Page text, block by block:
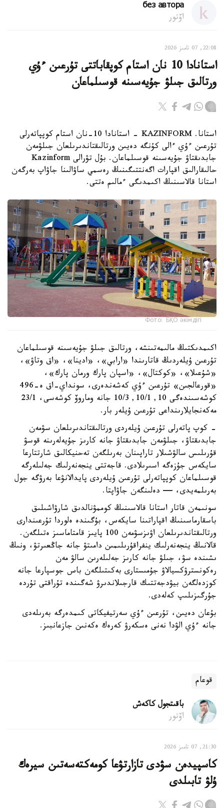
без автора
اۆتور
22:08, 07 تامىز 2026
استانادا 10 نان استام كوپقاباتتى تۇرعىن ءۇي
ورتالىق جىلۋ جۇيەسىنە قوسىلماعان
استانا. KAZINFORM - استانادا 10-نان استام كوپپاتەرلى
تۇرعىن ءۇي ءالى كۇنگە دەيىن ورتالىقتاندىرىلعان جىلۋمەن
جابدىقتاۋ جۇيەسىنە قوسىلماعان. بۇل تۋرالى Kazinform
حالىقارالىق اقپارات اگەنتتىگىنىڭ رەسمي ساۋالىنا جاۋاپ بەرگەن
استانا قالاسىنىڭ اكىمدىگى ءمالىم ەتتى.
Фото: БҚО әкімдігі
اكىمدىكتىڭ مالىمەتىنشە، ورتالىق جىلۋ جۇيەسىنە قوسىلماعان
تۇرعىن ۇيلەردىڭ قاتارىندا «ارابي»، «ادينا»، «اق وتاۋ»،
«شۇعىلا»، «كوكتال»، «اسپان پارك ورمان پارك»،
«قورعالجىن» تۇرعىن ءۇي كەشەندەرى، سونداي-اق ە-496
كوشەسىندەگى 10, 10/1, 10/3 جانە وماروۆ كوشەسى، 23/1
مەكەنجايلارىنداعى تۇرعىن ۇيلەر بار.
- كوپ پاتەرلى تۇرعىن ۇيلەردى ورتالىقتاندىرىلعان سۋمەن
جابدىقتاۋ، جىلۋمەن جابدىقتاۋ جانە كارىز جۇيەلەرىنە قوسۋ
قۇرىلىس سالۋشىلار تاراپىنان بەرىلگەن تەحنيكالىق شارتتارعا
سايكەس جۇزەگە اسىرىلادى. قاجەتتى ينجەنەرلىك جەلىلەرگە
قوسىلماعان كوپپاتەرلى تۇرعىن ۇيلەردى پايدالانۋعا بەرۋگە جول
بەرىلمەيدى، — دەلىنگەن جاۋاپتا.
سونىمەن قاتار استانا قالاسىنىڭ كوممۋنالدىق شارۋاشىلىق
باسقارماسىنىڭ اقپاراتىنا سايكەس، بۇگىندە ەلوردا تۇرعىندارى
ورتالىقتاندىرىلعان اۋىزسۋمەن 100 پايىز قامتاماسىز ەتىلگەن.
قالانىڭ ينجەنەرلىك ينفراقۇرىلىمىن دامىتۋ جانە جاڭعىرتۋ، ونىڭ
ىشىندە سۋ، جىلۋ جانە كارىز جەلىلەرىن سالۋ مەن
رەكونسترۋكسيالاۋ جۇمىستارى بەكىتىلگەن باس جوسپارعا جانە
كوزدەلگەن بيۋدجەتتىك قارجىلاندىرۋ شەگىندە تۇراقتى تۇردە
جۇرگىزىلىپ كەلەدى.
بۇعان دەيىن، تۇرعىن ءۇي سەرتيفيكاتى كىمدەرگە بەرىلەدى
جانە ءۇي الۋدا نەنى ەسكەرۋ كەرەك ەكەنىن جازعانبىز.
قوعام
باقىتجول كاكەش
اۆتور
21:30, 07 تامىز 2026
كاسپيدەن سۋدى تازارتۋعا كومەكتەسەتىن سيرەك
ۇلۋ تابىلدى